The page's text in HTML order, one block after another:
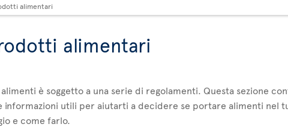
alimentari
alimentari
è soggetto a una serie di regolamenti. Questa sezione
informazioni utili per aiutarti a decidere se portare alimenti nel
e come farlo.